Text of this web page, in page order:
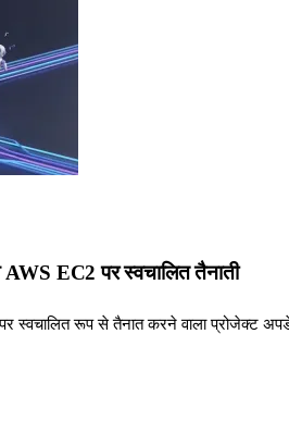
EC2 पर स्वचालित तैनाती
रूप से तैनात करने वाला प्रोजेक्ट